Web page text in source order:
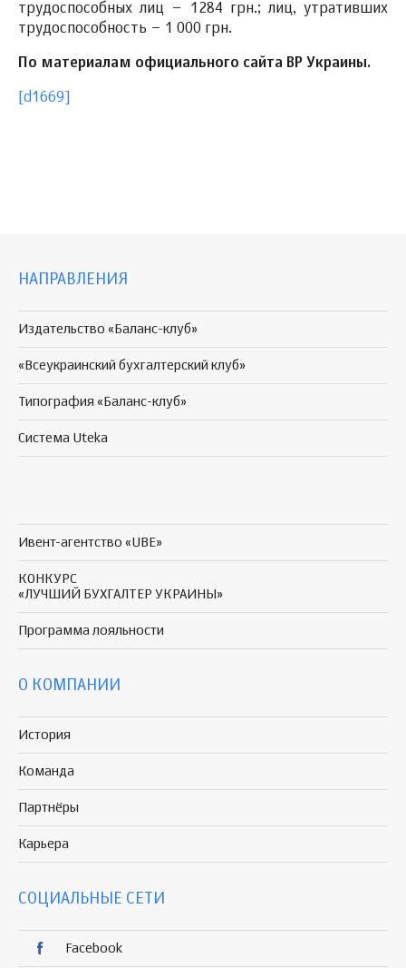
трудоспособных лиц – 1284 грн.; лиц, утративших
трудоспособность – 1 000 грн.
По материалам официального сайта ВР Украины.
[d1669]
НАПРАВЛЕНИЯ
Издательство «Баланс-клуб»
«Всеукраинский бухгалтерский клуб»
Типография «Баланс-клуб»
Система Uteka
Ивент-агентство «UBE»
КОНКУРС
«ЛУЧШИЙ БУХГАЛТЕР УКРАИНЫ»
Программа лояльности
О КОМПАНИИ
История
Команда
Партнёры
Карьера
СОЦИАЛЬНЫЕ СЕТИ
Facebook